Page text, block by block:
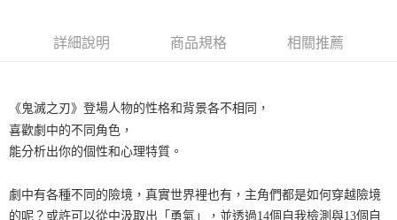
詳細說明 商品規格 相關推薦
《鬼滅之刃》登場人物的性格和背景各不相同，
喜歡劇中的不同角色，
能分析出你的個性和心理特質。
劇中有各種不同的險境，真實世界裡也有，主角們都是如何穿越險境
的呢？或許可以從中汲取出「勇氣」，並透過14個自我檢測與13個自